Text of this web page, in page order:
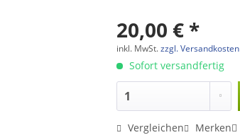
20,00 € *
inkl. MwSt.zzgl. Versandkosten
Sofort versandfertig
Vergleichen Merken